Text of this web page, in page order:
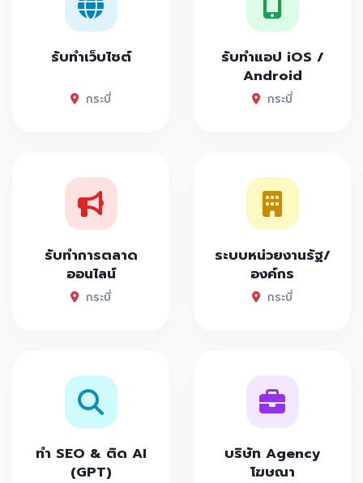
รับทำเว็บไซต์
กระบี่
รับทำแอป iOS /
Android
กระบี่
รับทำการตลาด
ออนไลน์
กระบี่
ระบบหน่วยงานรัฐ/
องค์กร
กระบี่
ทำ SEO & ติด AI
(GPT)
บริษัท Agency
โฆษณา